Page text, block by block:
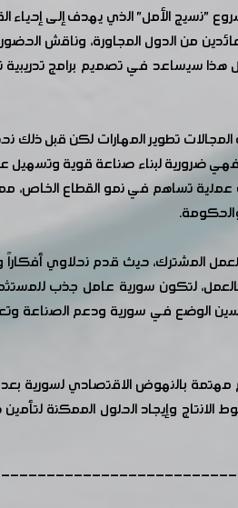
"نسيج الأمل" الذي يهدف إلى إحياء
من الدول المجاورة، وناقش
سيساعد في تصميم برامج تدريبية
تطوير المهارات لكن قبل ذلك
فهي ضرورية لبناء صناعة قوية
عملية تساهم في نمو القطاع الخاص،
المشترك، حيث قدم نحلاوي
لتكون سورية عامل جذب
الوضع في سورية ودعم الصناعة
بالنهوض الاقتصادي لسورية بعد
وإيجاد الحلول الممكنة لتأمين